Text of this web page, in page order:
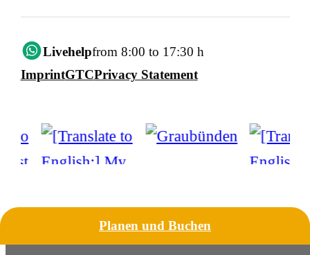
Livehelpfrom 8:00 to 17:30 h
ImprintGTCPrivacy Statement
Planen und Buchen